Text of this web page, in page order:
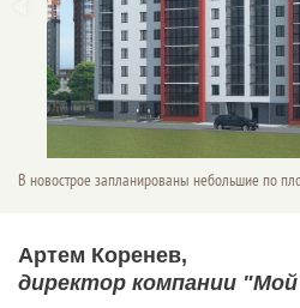
В новострое запланированы небольшие по
Артем Коренев,
директор компании